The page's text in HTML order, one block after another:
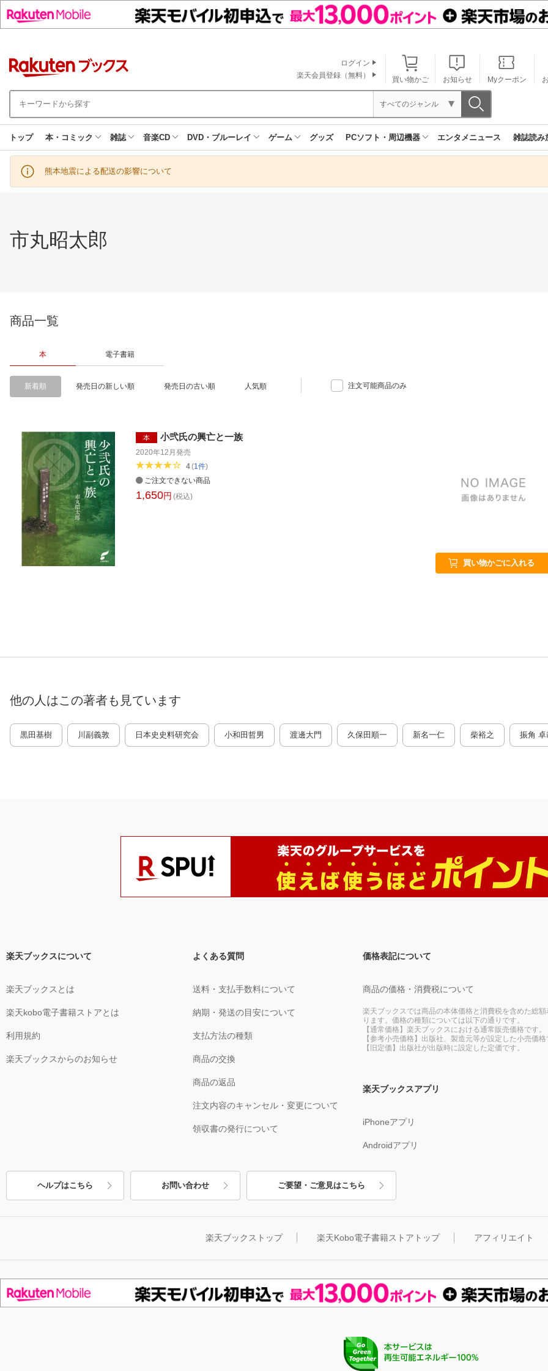
買い物かご お知らせ Myクーポン
ログイン
楽天会員登録（無料）
すべてのジャンル
トップ 本・コミック 雑誌 音楽CD DVD・ブルーレイ ゲーム グッズ PCソフト・周辺機器 エンタメニュース 雑誌読み
熊本地震による配送の影響について
市丸昭太郎
商品一覧
本 電子書籍
新着順 発売日の新しい順 発売日の古い順 人気順 注文可能商品のみ
本 小弐氏の興亡と一族
2020年12月発売
4(1 件)
ご注文できない商品
1,650円 (税込)
買い物かごに入れる
他の人はこの著者も見ています
黒田基樹 川副義敦 日本史史料研究会 小和田哲男 渡邊大門 久保田順一 新名一仁 柴裕之 振角 卓
楽天ブックスについて
楽天ブックスとは
楽天kobo電子書籍ストアとは
利用規約
楽天ブックスからのお知らせ
よくある質問
送料・支払手数料について
納期・発送の目安について
支払方法の種類
商品の交換
商品の返品
注文内容のキャンセル・変更について
領収書の発行について
価格表記について
商品の価格・消費税について
楽天ブックスでは商品の本体価格と消費税を含めた総額
ります。価格の種類については以下の通りです。
【通常価格】楽天ブックスにおける通常販売価格です。
【参考小売価格】出版社、製造元等が設定した小売価格
【旧定価】出版社が出版時に設定した定価です。
楽天ブックスアプリ
iPhoneアプリ
Androidアプリ
ヘルプはこちら お問い合わせ ご要望・ご意見はこちら
楽天ブックストップ 楽天Kobo電子書籍ストアトップ アフィリエイト